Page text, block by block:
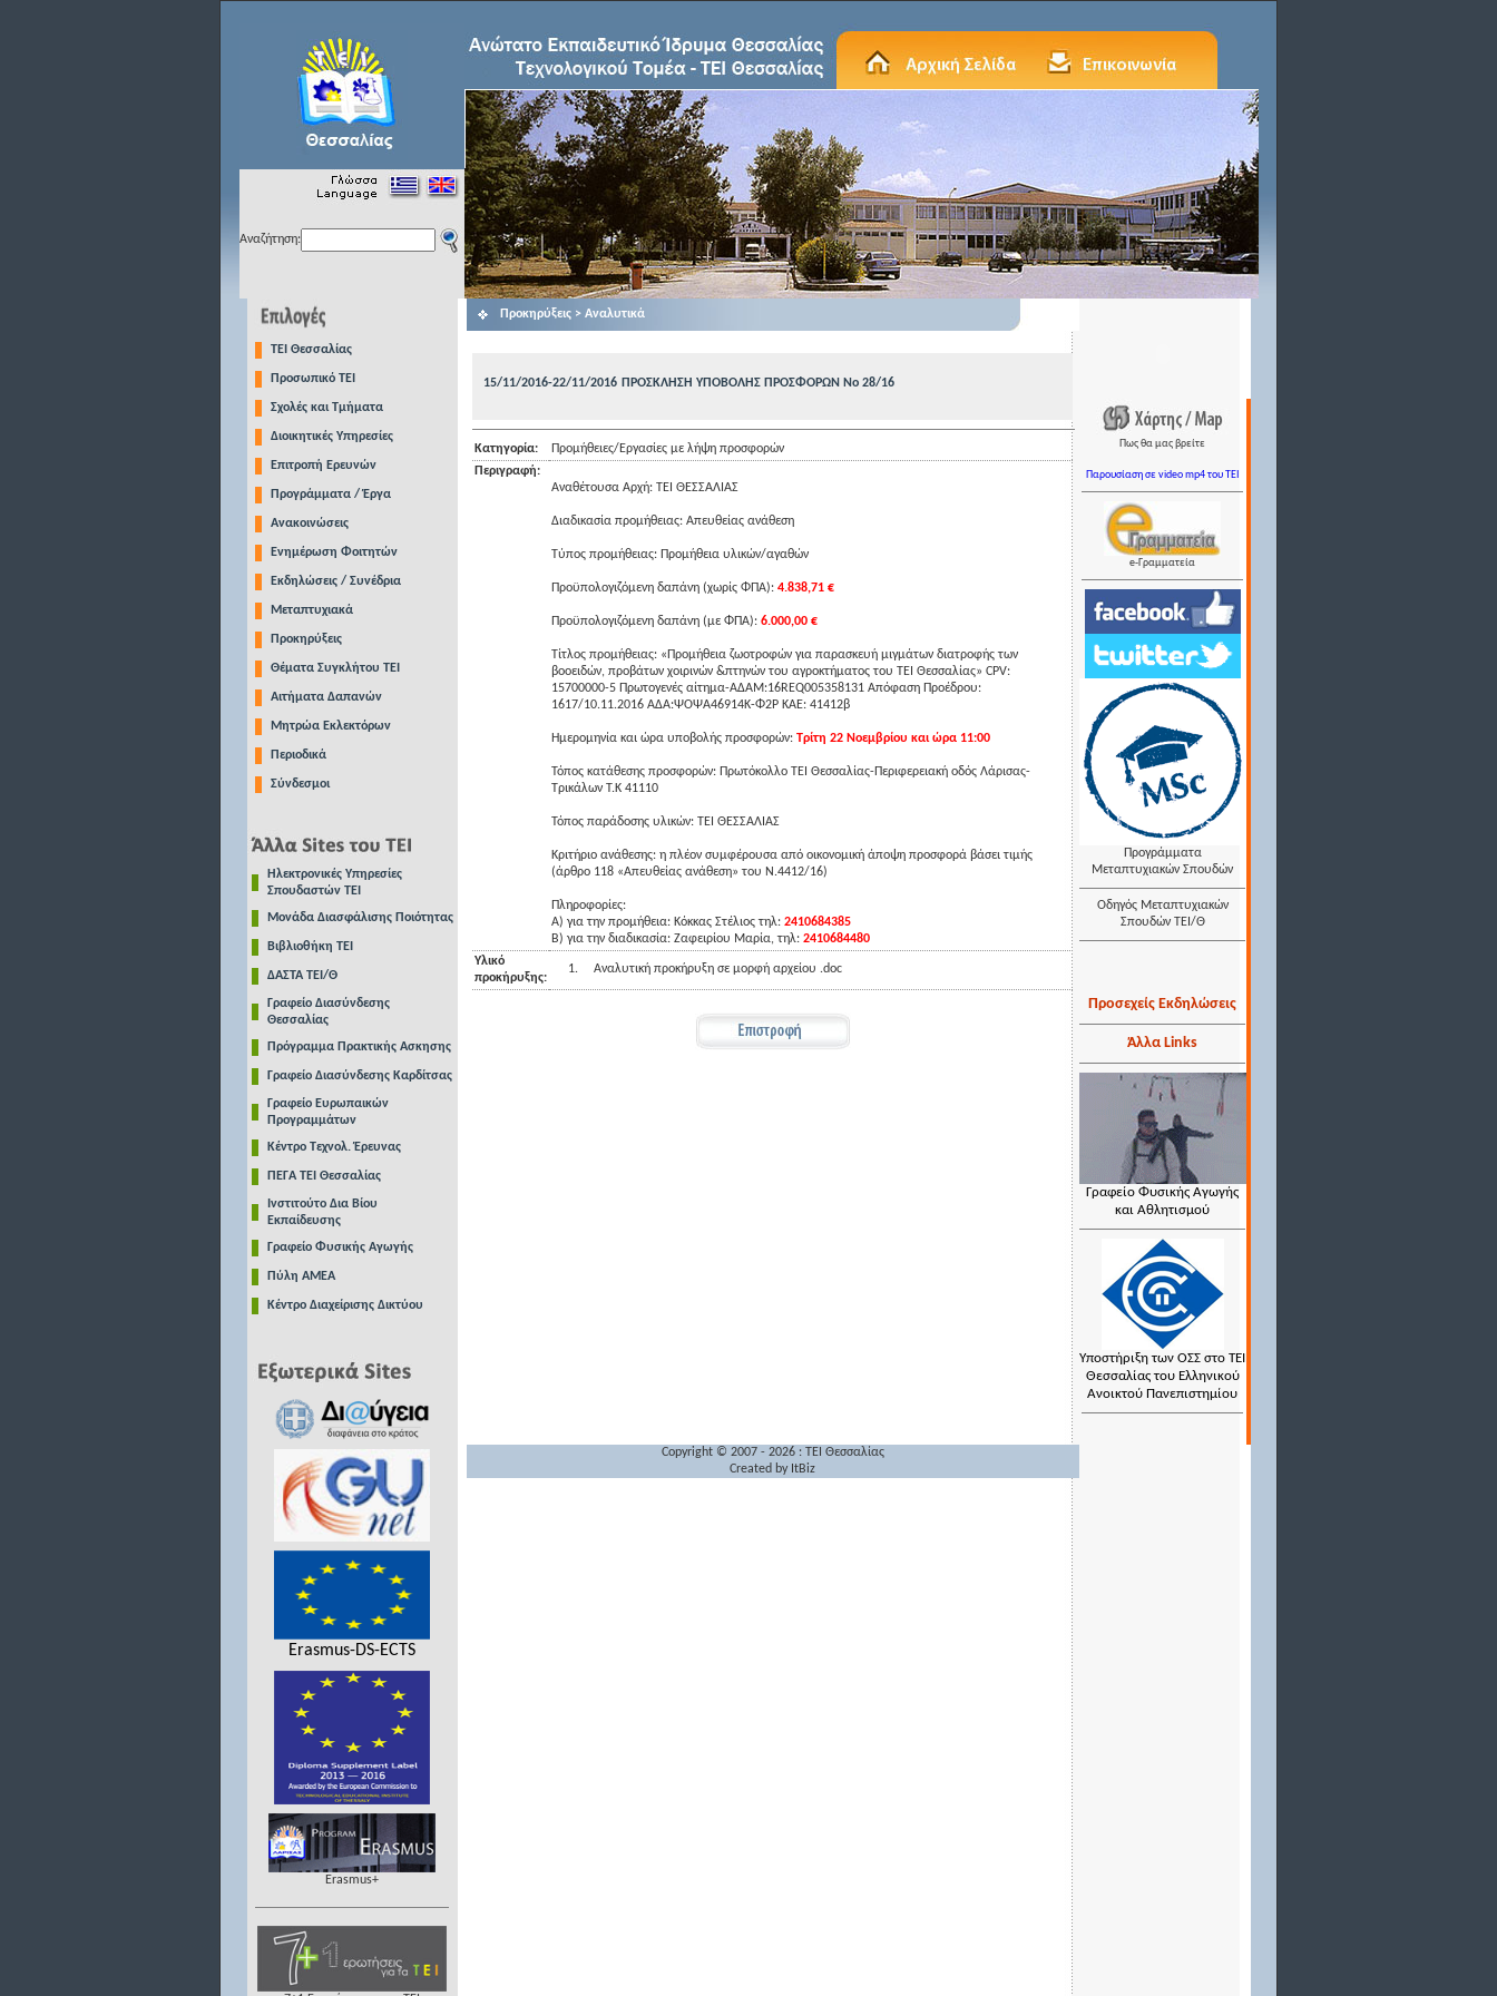
Αναζήτηση:
TEI Θεσσαλίας
Προσωπικό ΤΕΙ
Σχολές και Τμήματα
Διοικητικές Υπηρεσίες
Επιτροπή Ερευνών
Προγράμματα / Έργα
Ανακοινώσεις
Ενημέρωση Φοιτητών
Εκδηλώσεις / Συνέδρια
Μεταπτυχιακά
Προκηρύξεις
Θέματα Συγκλήτου ΤΕΙ
Αιτήματα Δαπανών
Μητρώα Εκλεκτόρων
Περιοδικά
Σύνδεσμοι
Ηλεκτρονικές Υπηρεσίες
Σπουδαστών ΤΕΙ
Μονάδα Διασφάλισης Ποιότητας
Βιβλιοθήκη ΤΕΙ
ΔΑΣΤΑ ΤΕΙ/Θ
Γραφείο Διασύνδεσης
Θεσσαλίας
Πρόγραμμα Πρακτικής Ασκησης
Γραφείο Διασύνδεσης Καρδίτσας
Γραφείο Ευρωπαικών
Προγραμμάτων
Κέντρο Τεχνολ. Έρευνας
ΠΕΓΑ ΤΕΙ Θεσσαλίας
Ινστιτούτο Δια Βίου
Εκπαίδευσης
Γραφείο Φυσικής Αγωγής
Πύλη ΑΜΕΑ
Κέντρο Διαχείρισης Δικτύου
Erasmus-DS-ECTS
Erasmus+
Προκηρύξεις > Αναλυτικά
15/11/2016-22/11/2016 ΠΡΟΣΚΛΗΣΗ ΥΠΟΒΟΛΗΣ ΠΡΟΣΦΟΡΩΝ Νο 28/16
Κατηγορία:
Προμήθειες/Εργασίες με λήψη προσφορών
Περιγραφή:
Αναθέτουσα Αρχή: ΤΕΙ ΘΕΣΣΑΛΙΑΣ
Διαδικασία προμήθειας: Απευθείας ανάθεση
Τύπος προμήθειας: Προμήθεια υλικών/αγαθών
Προϋπολογιζόμενη δαπάνη (χωρίς ΦΠΑ): 4.838,71 €
Προϋπολογιζόμενη δαπάνη (με ΦΠΑ): 6.000,00 €
Τίτλος προμήθειας: «Προμήθεια ζωοτροφών για παρασκευή μιγμάτων διατροφής των
βοοειδών, προβάτων χοιρινών &πτηνών του αγροκτήματος του ΤΕΙ Θεσσαλίας» CPV:
15700000-5 Πρωτογενές αίτημα-ΑΔΑΜ:16REQ005358131 Απόφαση Προέδρου:
1617/10.11.2016 ΑΔΑ:ΨΟΨΑ46914Κ-Φ2Ρ ΚΑΕ: 41412β
Ημερομηνία και ώρα υποβολής προσφορών: Τρίτη 22 Νοεμβρίου και ώρα 11:00
Τόπος κατάθεσης προσφορών: Πρωτόκολλο ΤΕΙ Θεσσαλίας-Περιφερειακή οδός Λάρισας-
Τρικάλων Τ.Κ 41110
Τόπος παράδοσης υλικών: ΤΕΙ ΘΕΣΣΑΛΙΑΣ
Κριτήριο ανάθεσης: η πλέον συμφέρουσα από οικονομική άποψη προσφορά βάσει τιμής
(άρθρο 118 «Απευθείας ανάθεση» του Ν.4412/16)
Πληροφορίες:
Α) για την προμήθεια: Κόκκας Στέλιος τηλ: 2410684385
Β) για την διαδικασία: Ζαφειρίου Μαρία, τηλ: 2410684480
Υλικό
προκήρυξης:
1. Αναλυτική προκήρυξη σε μορφή αρχείου .doc
Πως θα μας βρείτε
Παρουσίαση σε video mp4 του TEI
e-Γραμματεία
Προγράμματα
Μεταπτυχιακών Σπουδών
Οδηγός Μεταπτυχιακών
Σπουδών ΤΕΙ/Θ
Προσεχείς Εκδηλώσεις
Άλλα Links
Γραφείο Φυσικής Αγωγής
και Αθλητισμού
Υποστήριξη των ΟΣΣ στο ΤΕΙ
Θεσσαλίας του Ελληνικού
Ανοικτού Πανεπιστημίου
Copyright © 2007 - 2026 : TEI Θεσσαλίας
Created by ItBiz